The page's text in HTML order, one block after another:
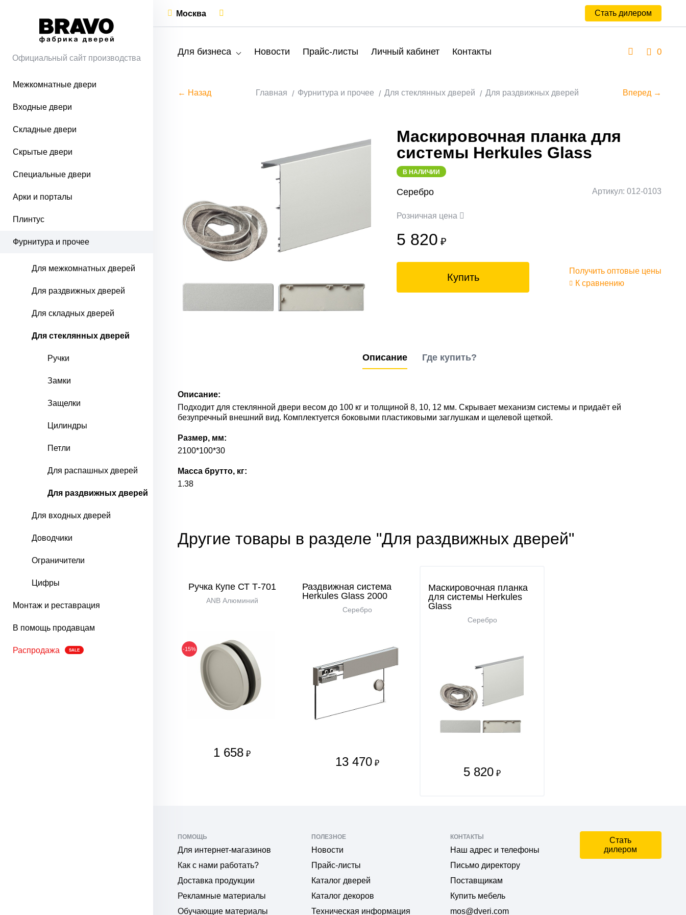
Официальный сайт производства
Межкомнатные двери
Входные двери
Складные двери
Скрытые двери
Специальные двери
Арки и порталы
Плинтус
Фурнитура и прочее
Для межкомнатных дверей
Для раздвижных дверей
Для складных дверей
Для стеклянных дверей
Ручки
Замки
Защелки
Цилиндры
Петли
Для распашных дверей
Для раздвижных дверей
Для входных дверей
Доводчики
Ограничители
Цифры
Монтаж и реставрация
В помощь продавцам
Распродажа SALE
Москва Стать дилером
Для бизнеса Новости Прайс-листы Личный кабинет Контакты 0
← Назад Главная Фурнитура и прочее Для стеклянных дверей Для раздвижных дверей Вперед →
Маскировочная планка для
системы Herkules Glass
В НАЛИЧИИ
Серебро Артикул: 012-0103
Розничная цена
5 820 ₽
Купить
Получить оптовые цены
К сравнению
Описание Где купить?
Описание:
Подходит для стеклянной двери весом до 100 кг и толщиной 8, 10, 12 мм. Скрывает механизм системы и придаёт ей
безупречный внешний вид. Комплектуется боковыми пластиковыми заглушкам и щелевой щеткой.
Размер, мм:
2100*100*30
Масса брутто, кг:
1.38
Другие товары в разделе "Для раздвижных дверей"
Ручка Купе СТ Т-701
ANB Алюминий
-15%
1 658 ₽
Раздвижная система
Herkules Glass 2000
Серебро
13 470 ₽
Маскировочная планка
для системы Herkules
Glass
Серебро
5 820 ₽
ПОМОЩЬ
Для интернет-магазинов
Как с нами работать?
Доставка продукции
Рекламные материалы
Обучающие материалы
ПОЛЕЗНОЕ
Новости
Прайс-листы
Каталог дверей
Каталог декоров
Техническая информация
КОНТАКТЫ
Наш адрес и телефоны
Письмо директору
Поставщикам
Купить мебель
mos@dveri.com
Стать
дилером